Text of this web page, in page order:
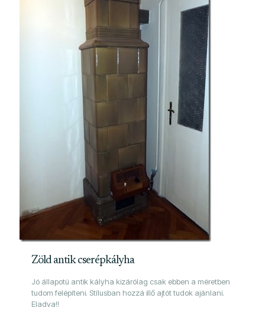
Zöld antik cserépkályha
Jó állapotú antik kályha kizárólag csak ebben a méretben
tudom felépíteni. Stílusban hozzá illő ajtót tudok ajánlani.
Eladva!!